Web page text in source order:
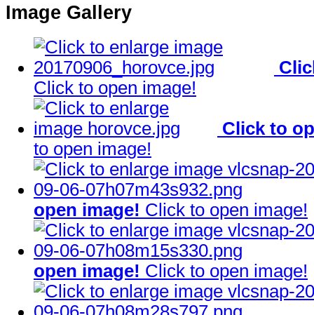
Image Gallery
Click to open image!
Click to
to open image!
open image! Click to open image!
open image! Click to open image!